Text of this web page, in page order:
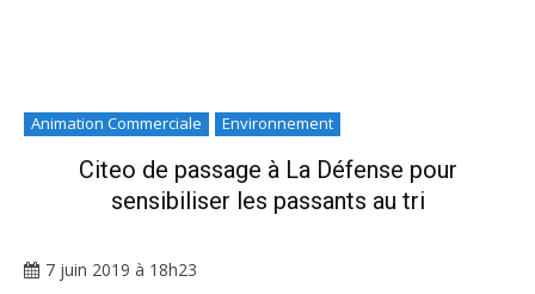
Animation Commerciale Environnement
Citeo de passage à La Défense pour
sensibiliser les passants au tri
7 juin 2019 à 18h23